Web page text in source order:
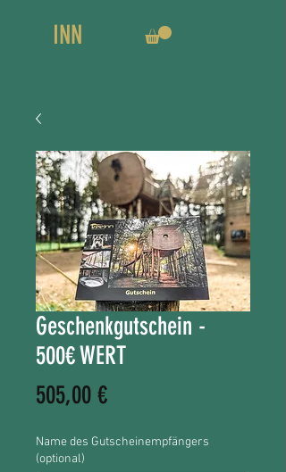
INN
Geschenkgutschein -
500€ WERT
505,00 €Preis
Name des Gutscheinempfängers
(optional)